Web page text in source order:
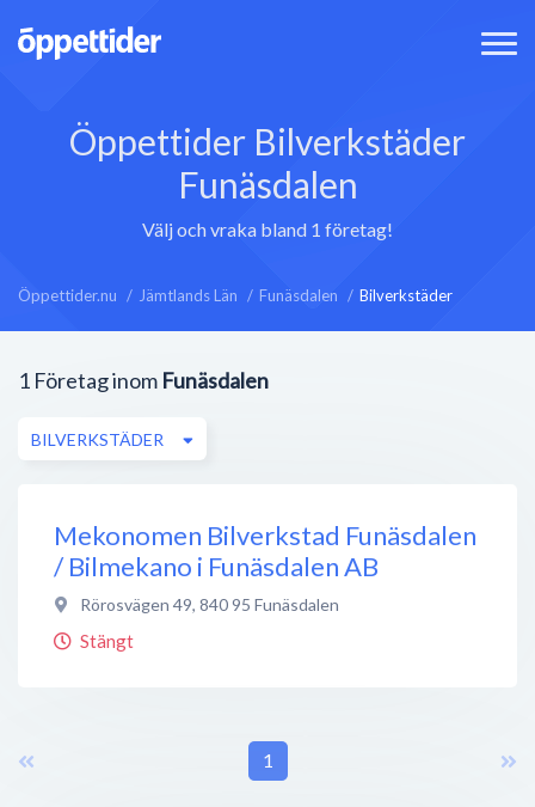
Öppettider Bilverkstäder
Funäsdalen
Välj och vraka bland 1 företag!
Öppettider.nu Jämtlands Län Funäsdalen Bilverkstäder
1 Företag inom Funäsdalen
BILVERKSTÄDER
Mekonomen Bilverkstad Funäsdalen
/ Bilmekano i Funäsdalen AB
Rörosvägen 49, 840 95 Funäsdalen
Stängt
1